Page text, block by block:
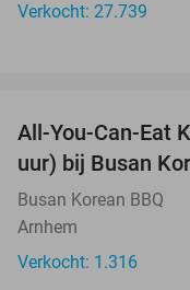
Verkocht: 27.739
All-You-Can-Eat
uur) bij Busan
Busan Korean BBQ
Arnhem
Verkocht: 1.316